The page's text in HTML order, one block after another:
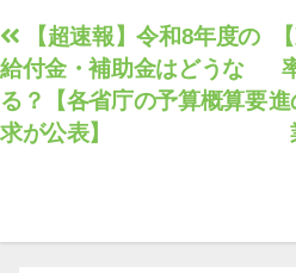
投
稿
ナ
ビ
進
【超速報】令和8年度の
給付金・補助金はどうな
る？【各省庁の予算概算要
求が公表】